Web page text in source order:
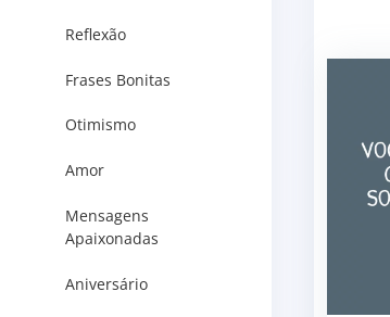
Reflexão
Frases Bonitas
Otimismo
Amor
Mensagens
Apaixonadas
Aniversário